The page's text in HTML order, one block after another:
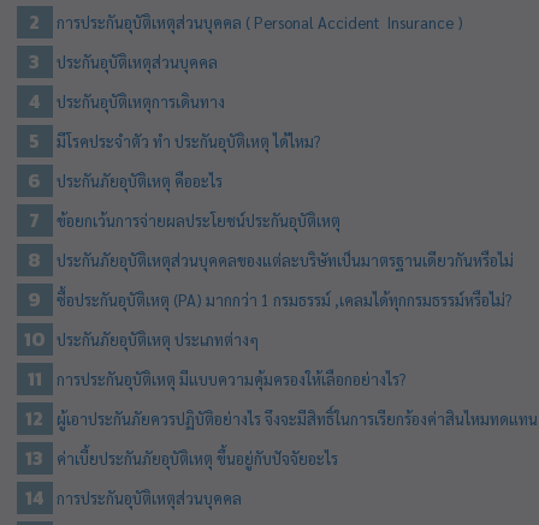
การประกันอุบัติเหตุส่วนบุคคล ( Personal Accident Insurance )
ประกันอุบัติเหตุส่วนบุคคล
ประกันอุบัติเหตุการเดินทาง
มีโรคประจำตัว ทำ ประกันอุบัติเหตุ ได้ไหม?
ประกันภัยอุบัติเหตุ คืออะไร
ข้อยกเว้นการจ่ายผลประโยชน์ประกันอุบัติเหตุ
ประกันภัยอุบัติเหตุส่วนบุคคลของแต่ละบริษัทเป็นมาตรฐานเดียวกันหรือไม่
ซื้อประกันอุบัติเหตุ (PA) มากกว่า 1 กรมธรรม์ ,เคลมได้ทุกกรมธรรม์หรือไม่?
ประกันภัยอุบัติเหตุ ประเภทต่างๆ
การประกันอุบัติเหตุ มีแบบความคุ้มครองให้เลือกอย่างไร?
ผู้เอาประกันภัยควรปฏิบัติอย่างไร จึงจะมีสิทธิ์ในการเรียกร้องค่าสินไหมทดแทน
ค่าเบี้ยประกันภัยอุบัติเหตุ ขึ้นอยู่กับปัจจัยอะไร
การประกันอุบัติเหตุส่วนบุคคล